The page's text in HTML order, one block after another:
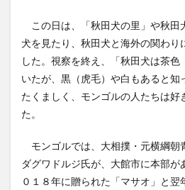
この日は、「秋田犬の里」や秋田
犬を見たり、秋田犬と海外の関わり
した。視察を終え、「秋田犬は茶色
いたが、黒（虎毛）や白もあると知
たくましく、モンゴルの人たちは好
た。
モンゴルでは、大相撲・元横綱朝
ダグワドルジ氏が、大館市に本部が
０１８年に贈られた「マサオ」と翌